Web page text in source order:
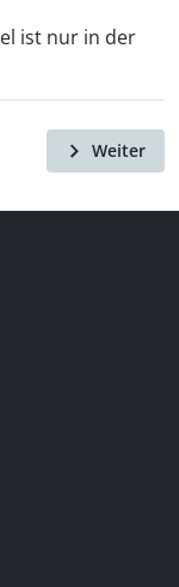
ist nur in der
Weiter